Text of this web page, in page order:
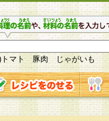
トマト 豚肉 じゃがいも